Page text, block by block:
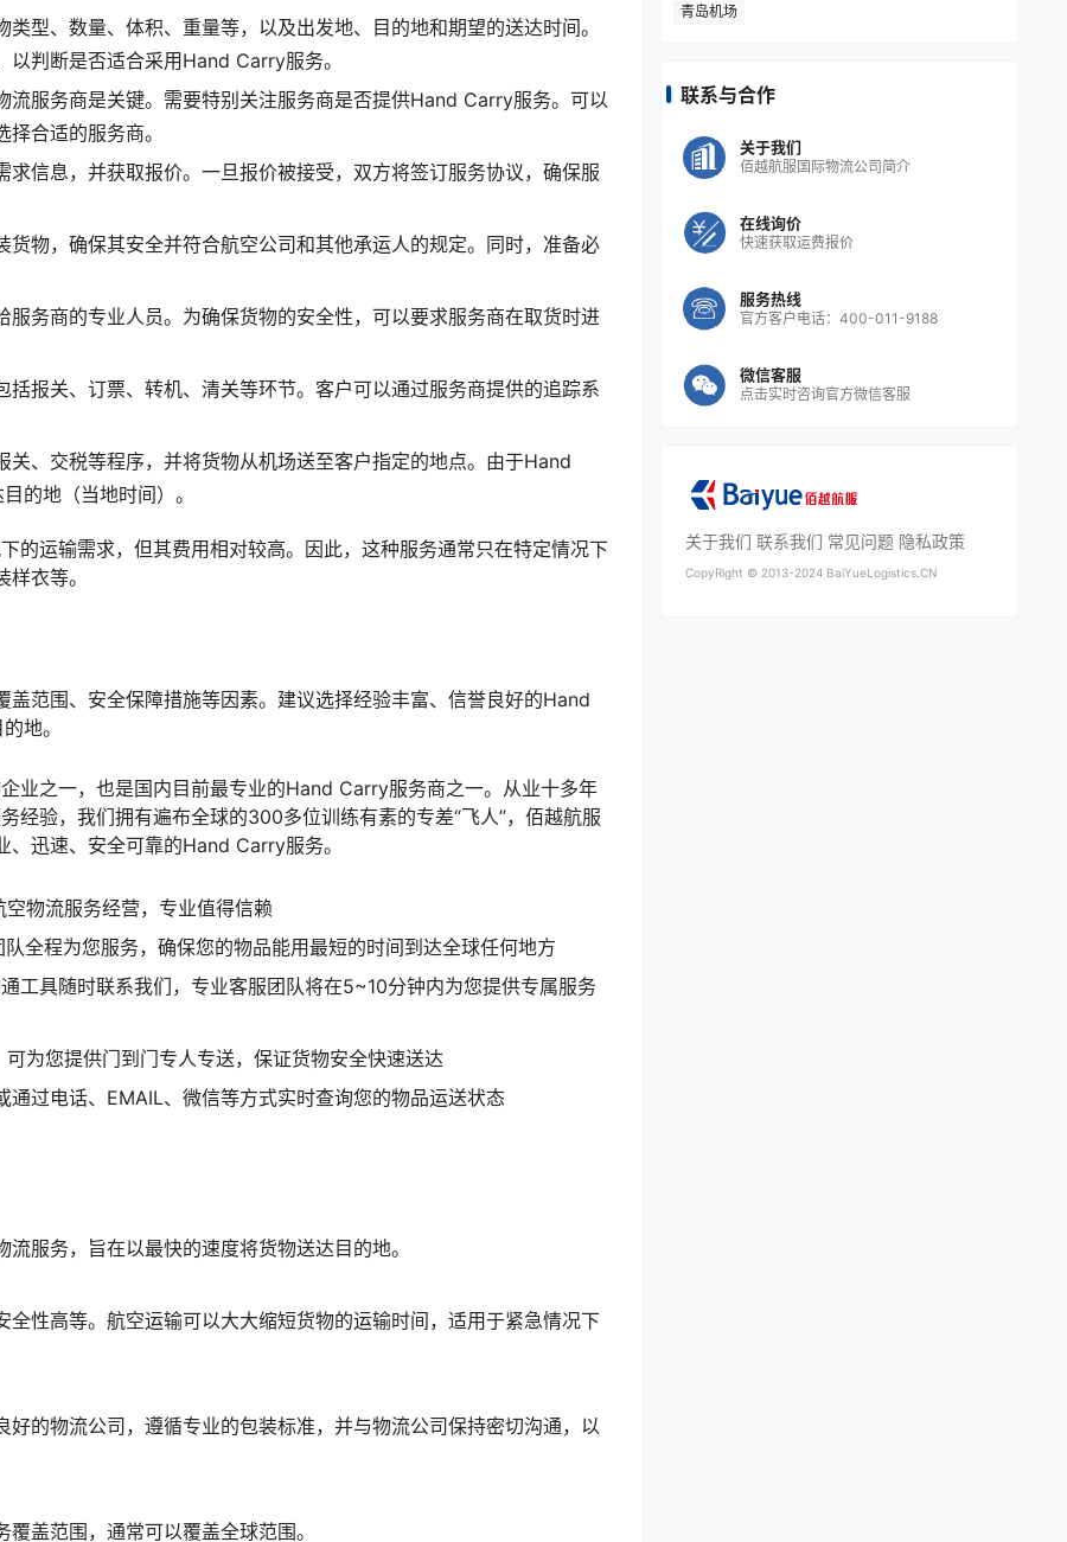
型、数量、体积、重量等，以及出发地、目的地和期望的送达时间。
判断是否适合采用Hand Carry服务。
流服务商是关键。需要特别关注服务商是否提供Hand Carry服务。可以
合适的服务商。
求信息，并获取报价。一旦报价被接受，双方将签订服务协议，确保服
货物，确保其安全并符合航空公司和其他承运人的规定。同时，准备必
服务商的专业人员。为确保货物的安全性，可以要求服务商在取货时进
括报关、订票、转机、清关等环节。客户可以通过服务商提供的追踪系
关、交税等程序，并将货物从机场送至客户指定的地点。由于Hand
的地（当地时间）。
的运输需求，但其费用相对较高。因此，这种服务通常只在特定情况下
衣等。
范围、安全保障措施等因素。建议选择经验丰富、信誉良好的Hand
地。
业之一，也是国内目前最专业的Hand Carry服务商之一。从业十多年
经验，我们拥有遍布全球的300多位训练有素的专差“飞人”，佰越航服
迅速、安全可靠的Hand Carry服务。
物流服务经营，专业值得信赖
全程为您服务，确保您的物品能用最短的时间到达全球任何地方
工具随时联系我们，专业客服团队将在5~10分钟内为您提供专属服务
可为您提供门到门专人专送，保证货物安全快速送达
通过电话、EMAIL、微信等方式实时查询您的物品运送状态
服务，旨在以最快的速度将货物送达目的地。
性高等。航空运输可以大大缩短货物的运输时间，适用于紧急情况下
的物流公司，遵循专业的包装标准，并与物流公司保持密切沟通，以
盖范围，通常可以覆盖全球范围。
青岛机场
联系与合作
关于我们
佰越航服国际物流公司简介
在线询价
快速获取运费报价
服务热线
官方客户电话：400-011-9188
微信客服
点击实时咨询官方微信客服
关于我们 联系我们 常见问题 隐私政策
CopyRight © 2013-2024 BaiYueLogistics.CN